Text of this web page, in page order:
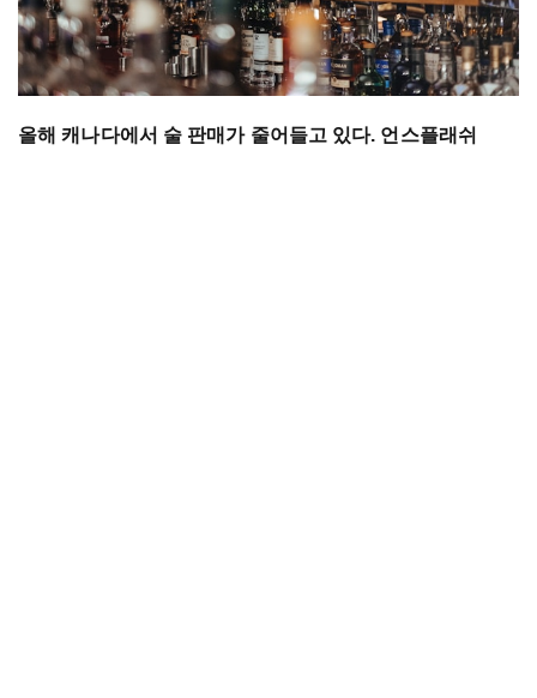
올해 캐나다에서 술 판매가 줄어들고 있다. 언스플래쉬